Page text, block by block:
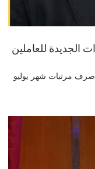
الجديدة للعاملين
صرف مرتبات شهر يوليو